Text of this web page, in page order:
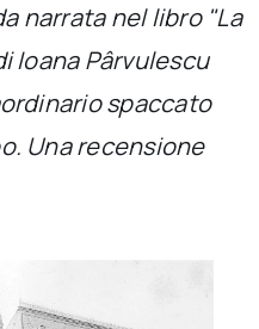
narrata nel libro "La
Ioana Pârvulescu
spaccato
Una recensione